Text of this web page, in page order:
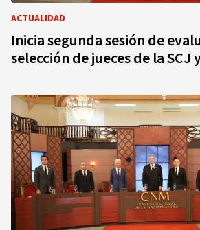
ACTUALIDAD
Inicia segunda sesión de
selección de jueces de la SCJ